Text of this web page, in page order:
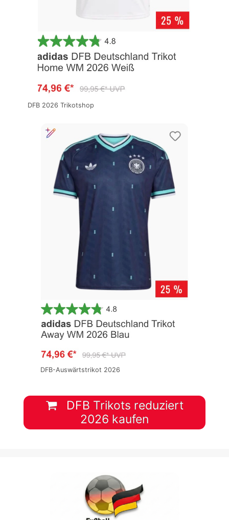
DFB 2026 Trikotshop
DFB-Auswärtstrikot 2026
DFB Trikots reduziert
2026 kaufen